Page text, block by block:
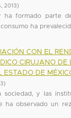
2013)
formado parte
ha
CON EL
CIRUJANO
DE
)
y las
ha observado un